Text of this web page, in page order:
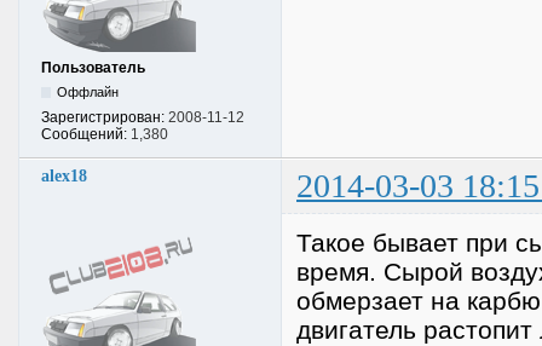
Пользователь
Оффлайн
Зарегистрирован: 2008-11-12
Сообщений: 1,380
alex18 2014-03-03
Такое бывает при
время. Сырой
обмерзает на
двигатель